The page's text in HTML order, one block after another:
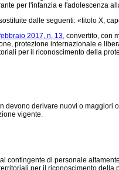
per l'infanzia e l'adolescenza
dalle seguenti: «titolo X,
2017, n. 13, convertito, con
protezione internazionale e
per il riconoscimento della
derivare nuovi o maggiori
vigente.
di personale
per il riconoscimento della